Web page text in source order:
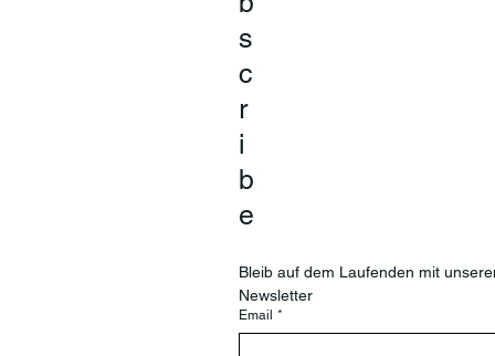
s
c
r
i
b
e
Bleib auf dem Laufenden mit
Newsletter
Email *